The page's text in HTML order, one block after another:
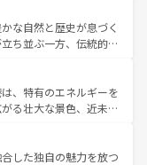
な魅力を心ゆくまで味
、新着の韓国情報はコンテンツ一
ノイの古い町並みやホ
物も、独特の雰囲気を
の豊かさとおいしさで
ムコーヒーなどは、ぜ
れてもあたたかい人々
と忘れられない旅にな
な自然と歴史が息づく
ち並ぶ一方、伝統的な
ェンマイなどの山岳地
ケットやクラビの美し
とができる。タイ料理
季節にも異なる楽しみ
人々、仏教を中心とし
、特有のエネルギーを
る壮大な景色、近未来
観光スポットが密集し
のも魅力。息をのむよ
した独自の魅力を放つ